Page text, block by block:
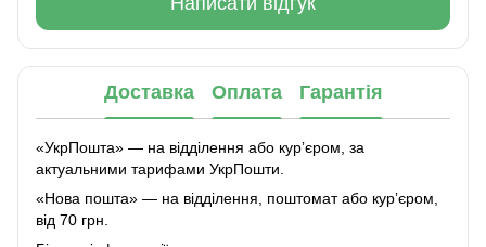
Доставка Оплата Гарантія
«УкрПошта» — на відділення або курʼєром, за
актуальними тарифами УкрПошти.
«Нова пошта» — на відділення, поштомат або курʼєром,
від 70 грн.